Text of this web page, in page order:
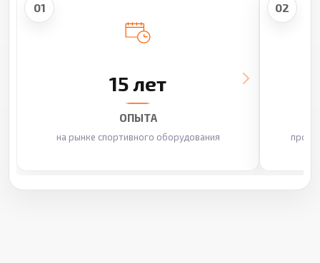
01
15 лет
ОПЫТА
на рынке спортивного оборудования
02